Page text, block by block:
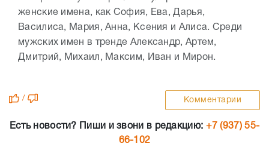
женские имена, как София, Ева, Дарья,
Василиса, Мария, Анна, Ксения и Алиса. Среди
мужских имен в тренде Александр, Артем,
Дмитрий, Михаил, Максим, Иван и Мирон.
/ Комментарии
Есть новости? Пиши и звони в редакцию: +7 (937) 55-
66-102